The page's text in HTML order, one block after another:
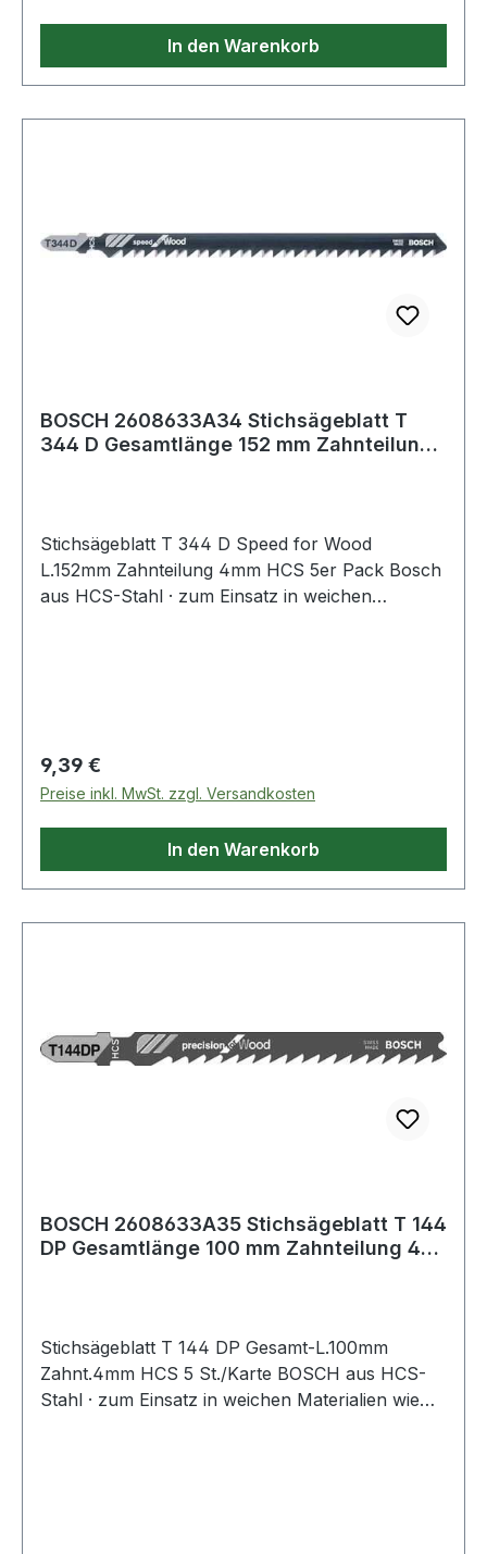
In den Warenkorb
BOSCH 2608633A34 Stichsägeblatt T
344 D Gesamtlänge 152 mm Zahnteilung
Stichsägeblatt T 344 D Speed for Wood
L.152mm Zahnteilung 4mm HCS 5er Pack Bosch
aus HCS-Stahl · zum Einsatz in weichen
Regulärer Preis:
9,39 €
Preise inkl. MwSt. zzgl. Versandkosten
In den Warenkorb
BOSCH 2608633A35 Stichsägeblatt T 144
DP Gesamtlänge 100 mm Zahnteilung 4
Stichsägeblatt T 144 DP Gesamt-L.100mm
Zahnt.4mm HCS 5 St./Karte BOSCH aus HCS-
Stahl · zum Einsatz in weichen Materialien wie